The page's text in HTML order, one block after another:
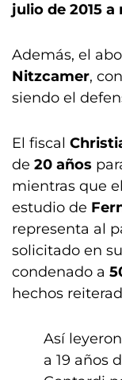
julio de 2015 a
Además, el
Nitzcamer,
siendo el
El fiscal
de 20 años
mientras que
estudio de
representa al
solicitado en
condenado a
hechos
Así
a 19 años